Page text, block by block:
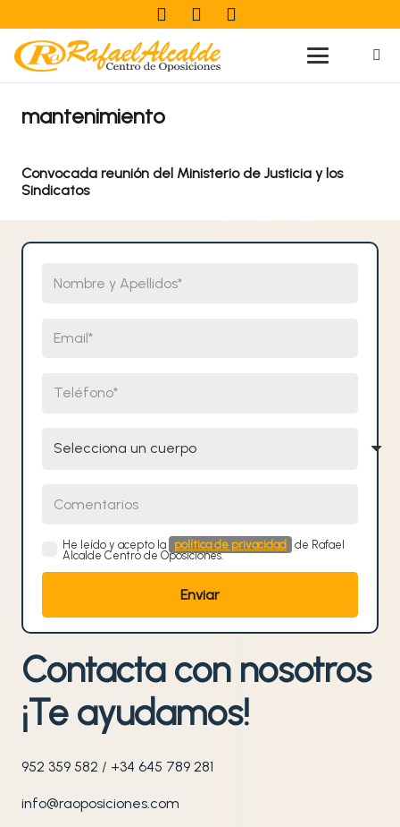
mantenimiento
Convocada reunión del Ministerio de Justicia y los
Sindicatos
He leído y acepto la política de privacidad
de Rafael
Alcalde Centro de Oposiciones.
Contacta con nosotros
¡Te ayudamos!
952 359 582 / +34 645 789 281
info@raoposiciones.com